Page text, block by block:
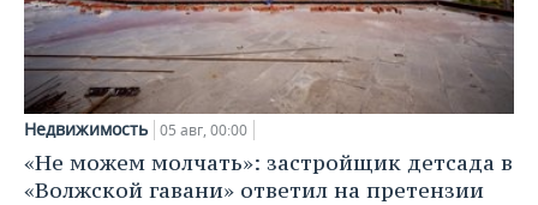
Недвижимость 05 авг, 00:00
«Не можем молчать»: застройщик детсада в
«Волжской гавани» ответил на претензии